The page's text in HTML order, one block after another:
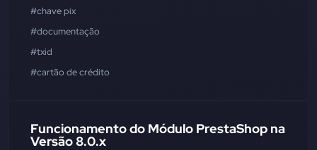
#chave pix
#documentação
#txid
#cartão de crédito
Funcionamento do Módulo PrestaShop na
Versão 8.0.x